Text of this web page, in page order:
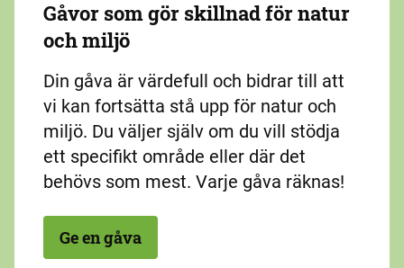
Gåvor som gör skillnad för natur
och miljö
Din gåva är värdefull och bidrar till att
vi kan fortsätta stå upp för natur och
miljö. Du väljer själv om du vill stödja
ett specifikt område eller där det
behövs som mest. Varje gåva räknas!
Ge en gåva